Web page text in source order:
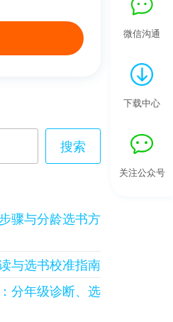
搜索
骤与分龄选书方
与选书校准指南
分年级诊断、选
微信沟通
下载中心
关注公众号